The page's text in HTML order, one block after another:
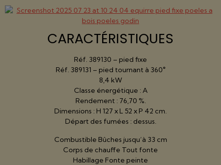
CARACTÉRISTIQUES
Réf. 389130 – pied fixe
Réf. 389131 – pied tournant à 360°
8,4 kW
Classe énergétique : A
Rendement : 76,70 %.
Dimensions : H 127 x L 52 x P 42 cm.
Départ des fumées : dessus.
Combustible Bûches jusqu’à 33 cm
Corps de chauffe Tout fonte
Habillage Fonte peinte